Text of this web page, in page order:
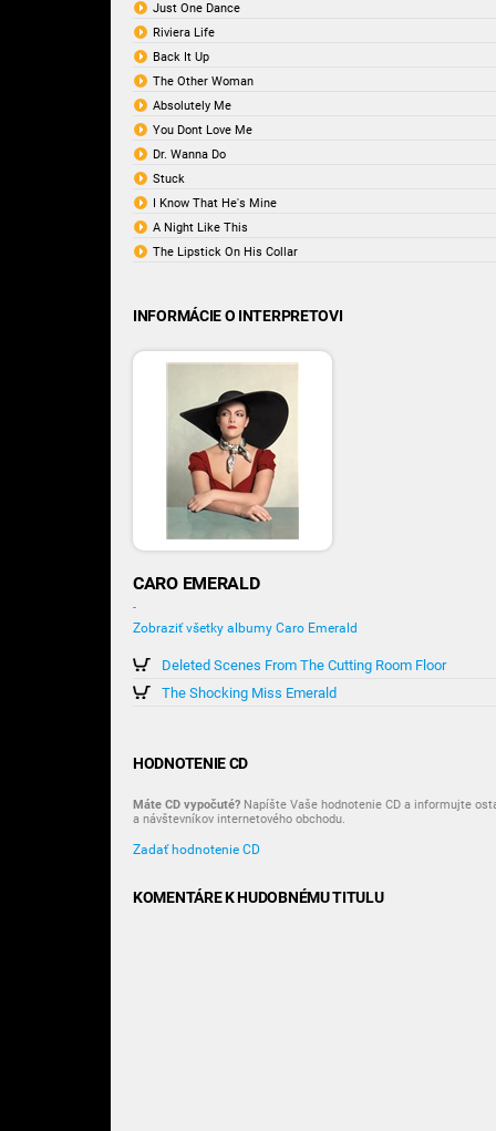
Just One Dance
Riviera Life
Back It Up
The Other Woman
Absolutely Me
You Dont Love Me
Dr. Wanna Do
Stuck
I Know That He's Mine
A Night Like This
The Lipstick On His Collar
INFORMÁCIE O INTERPRETOVI
CARO EMERALD
-
Zobraziť všetky albumy Caro Emerald
Deleted Scenes From The Cutting Room Floor
The Shocking Miss Emerald
HODNOTENIE CD
Máte CD vypočuté? Napíšte Vaše hodnotenie CD a informujte
a návštevníkov internetového obchodu.
Zadať hodnotenie CD
KOMENTÁRE K HUDOBNÉMU TITULU